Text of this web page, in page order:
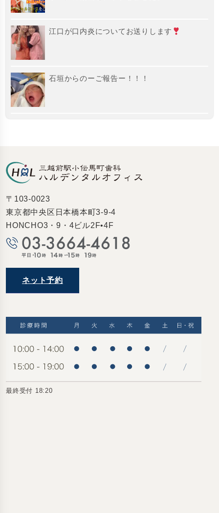
江口が口内炎についてお送りします
石垣からのーご報告ー！！！
〒103-0023
東京都中央区日本橋本町3-9-4
HONCHO3・9・4ビル2F•4F
ネット予約
最終受付 18:20